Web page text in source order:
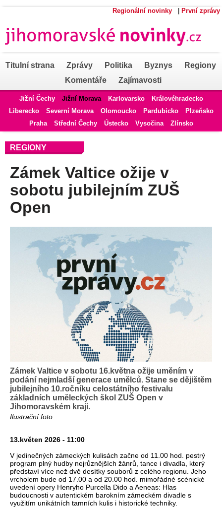
Regionální novinky První zprávy
Titulní strana Zprávy Politika Byznys
Regiony
Komentáře
Zajímavosti
Jižní Čechy Jižní Morava Karlovarsko
Královéhradecko
Liberecko
Severní Morava Olomoucko Pardubicko
Plzeňsko
Praha
Střední Čechy Ústecko Vysočina Zlínsko
REGIONY
Zámek Valtice ožije v
sobotu jubilejním ZUŠ
Open
Zámek Valtice v sobotu 16.května ožije uměním v
podání nejmladší generace umělců. Stane se dějištěm
jubilejního 10.ročníku celostátního festivalu
základních uměleckých škol ZUŠ Open v
Jihomoravském kraji.
Ilustrační foto
13.květen 2026 - 11:00
V jedinečných zámeckých kulisách začne od 11.00 hod. pestrý
program plný hudby nejrůznějších žánrů, tance i divadla, který
představí více než dvě desítky souborů z celého regionu. Jeho
vrcholem bude od 17.00 a od 20.00 hod. mimořádné scénické
uvedení opery Henryho Purcella Dido a Aeneas: Hlas
budoucnosti v autentickém barokním zámeckém divadle s
využitím unikátních tamních kulis i historické techniky.